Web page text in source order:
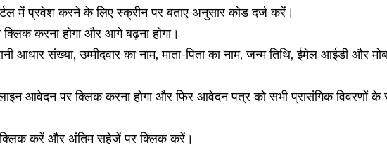
में प्रवेश करने के लिए स्क्रीन पर बताए अनुसार कोड दर्ज करें।
करना होगा और आगे बढ़ना होगा।
आधार संख्या, उम्मीदवार का नाम, माता-पिता का नाम, जन्म तिथि, ईमेल आईडी और
आवेदन पर क्लिक करना होगा और फिर आवेदन पत्र को सभी प्रासंगिक विवरणों के साथ
करें और अंतिम सहेजें पर क्लिक करें।